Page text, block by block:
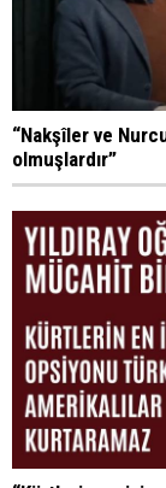
“Nakşîler ve
olmuşlardır”